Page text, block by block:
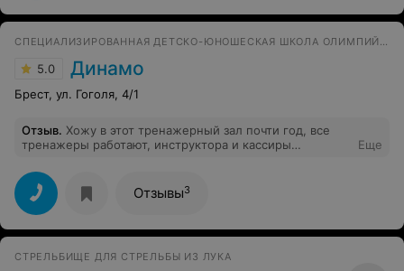
СПЕЦИАЛИЗИРОВАННАЯ ДЕТСКО-ЮНОШЕСКАЯ ШКОЛА ОЛИМПИЙСКОГО РЕЗЕРВА
5.0 Динамо
Брест, ул. Гоголя, 4/1
Отзыв. Хожу в этот тренажерный зал почти год, все
тренажеры работают, инструктора и кассиры
Еще
Отзывы3
СТРЕЛЬБИЩЕ ДЛЯ СТРЕЛЬБЫ ИЗ ЛУКА